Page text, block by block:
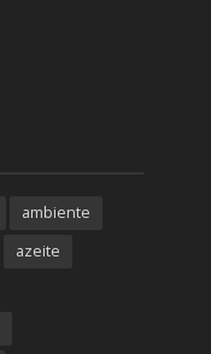
ambiente
azeite